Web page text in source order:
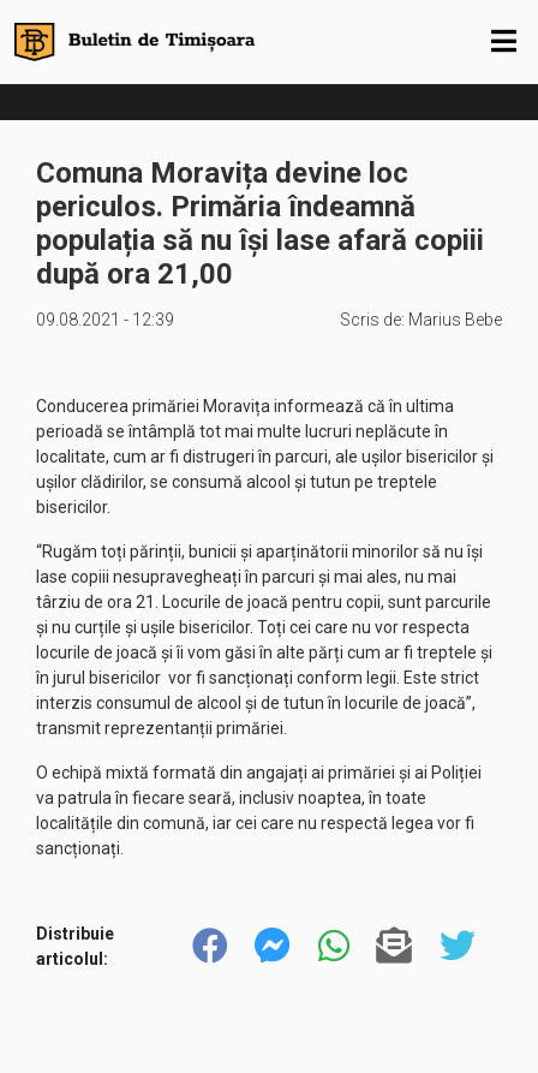
Comuna Moravița devine loc
periculos. Primăria îndeamnă
populația să nu își lase afară copiii
după ora 21,00
09.08.2021 - 12:39 Scris de: Marius Bebe
Conducerea primăriei Moravița informează că în ultima
perioadă se întâmplă tot mai multe lucruri neplăcute în
localitate, cum ar fi distrugeri în parcuri, ale ușilor bisericilor și
ușilor clădirilor, se consumă alcool și tutun pe treptele
bisericilor.
“Rugăm toți părinții, bunicii și aparținătorii minorilor să nu își
lase copiii nesupravegheați în parcuri și mai ales, nu mai
târziu de ora 21. Locurile de joacă pentru copii, sunt parcurile
și nu curțile și ușile bisericilor. Toți cei care nu vor respecta
locurile de joacă și îi vom găsi în alte părți cum ar fi treptele și
în jurul bisericilor vor fi sancționați conform legii. Este strict
interzis consumul de alcool și de tutun în locurile de joacă”,
transmit reprezentanții primăriei.
O echipă mixtă formată din angajați ai primăriei și ai Poliției
va patrula în fiecare seară, inclusiv noaptea, în toate
localitățile din comună, iar cei care nu respectă legea vor fi
sancționați.
Distribuie
articolul: